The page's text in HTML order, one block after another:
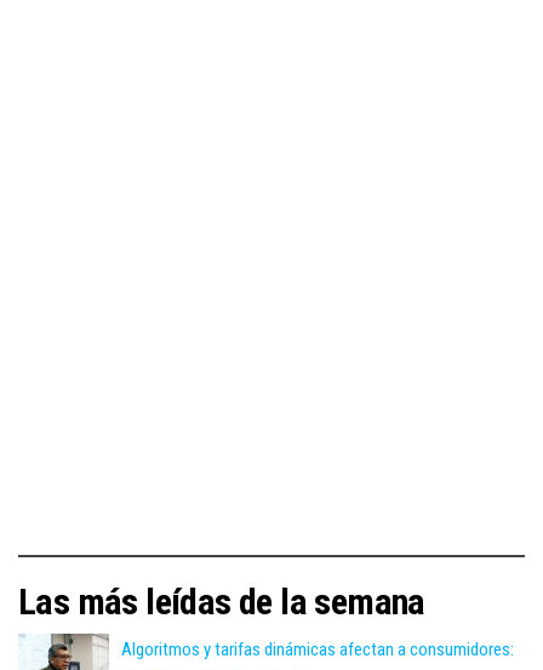
Las más leídas de la semana
Algoritmos y tarifas dinámicas afectan a consumidores: